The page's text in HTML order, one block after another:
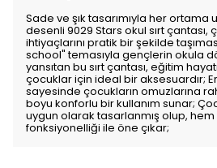
Sade ve şık tasarımıyla her ortama
desenli 9029 Stars okul sırt çantası,
ihtiyaçlarını pratik bir şekilde
school" temasıyla gençlerin okula
yansıtan bu sırt çantası, eğitim
çocuklar için ideal bir aksesuardır;
sayesinde çocukların omuzlarına
boyu konforlu bir kullanım sunar;
uygun olarak tasarlanmış olup, hem
fonksiyonelliği ile öne çıkar;